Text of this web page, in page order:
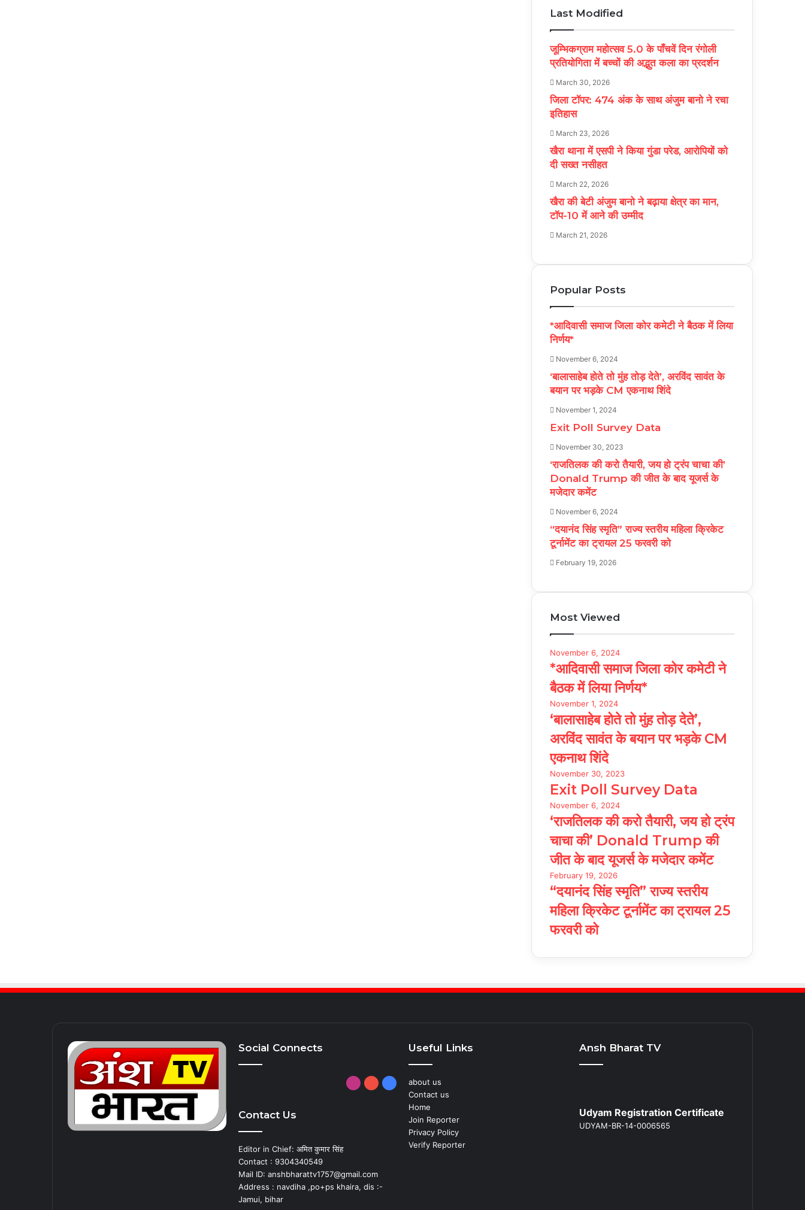
Last Modified
जूम्भिकग्राम महोत्सव 5.0 के पाँचवें दिन रंगोली
प्रतियोगिता में बच्चों की अद्भुत कला का प्रदर्शन
March 30, 2026
जिला टॉपर: 474 अंक के साथ अंजुम बानो ने रचा
इतिहास
March 23, 2026
खैरा थाना में एसपी ने किया गुंडा परेड, आरोपियों को
दी सख्त नसीहत
March 22, 2026
खैरा की बेटी अंजुम बानो ने बढ़ाया क्षेत्र का मान,
टॉप-10 में आने की उम्मीद
March 21, 2026
Popular Posts
*आदिवासी समाज जिला कोर कमेटी ने बैठक में लिया
निर्णय*
November 6, 2024
‘बालासाहेब होते तो मुंह तोड़ देते’, अरविंद सावंत के
बयान पर भड़के CM एकनाथ शिंदे
November 1, 2024
Exit Poll Survey Data
November 30, 2023
‘राजतिलक की करो तैयारी, जय हो ट्रंप चाचा की’
Donald Trump की जीत के बाद यूजर्स के
मजेदार कमेंट
November 6, 2024
“दयानंद सिंह स्मृति” राज्य स्तरीय महिला क्रिकेट
टूर्नामेंट का ट्रायल 25 फरवरी को
February 19, 2026
Most Viewed
November 6, 2024
*आदिवासी समाज जिला कोर कमेटी ने
बैठक में लिया निर्णय*
November 1, 2024
‘बालासाहेब होते तो मुंह तोड़ देते’,
अरविंद सावंत के बयान पर भड़के CM
एकनाथ शिंदे
November 30, 2023
Exit Poll Survey Data
November 6, 2024
‘राजतिलक की करो तैयारी, जय हो ट्रंप
चाचा की’ Donald Trump की
जीत के बाद यूजर्स के मजेदार कमेंट
February 19, 2026
“दयानंद सिंह स्मृति” राज्य स्तरीय
महिला क्रिकेट टूर्नामेंट का ट्रायल 25
फरवरी को
Social Connects
Facebook
YouTube
Instagram
Contact Us
Editor in Chief: अमित कुमार सिंह
Contact : 9304340549
Mail ID: anshbharattv1757@gmail.com
Address : navdiha ,po+ps khaira, dis :-
Jamui, bihar
Useful Links
about us
Contact us
Home
Join Reporter
Privacy Policy
Verify Reporter
Ansh Bharat TV
Udyam Registration Certificate
UDYAM-BR-14-0006565